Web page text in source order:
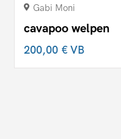
Gabi Moni
cavapoo welpen
200,00 €VB